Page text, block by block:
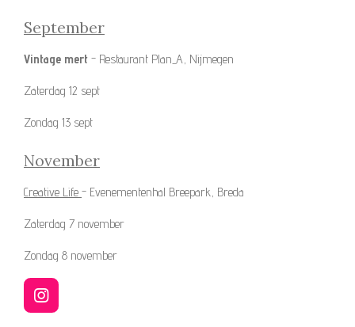
September
Vintage mert - Restaurant Plan_A, Nijmegen
Zaterdag 12 sept
Zondag 13 sept
November
Creative Life - Evenementenhal Breepark, Breda
Zaterdag 7 november
Zondag 8 november
I
n